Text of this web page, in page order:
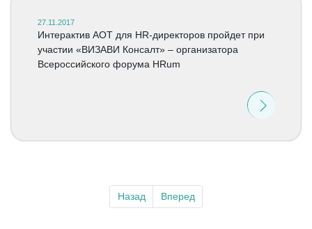
27.11.2017
Интерактив АОТ для HR-директоров пройдет при
участии «ВИЗАВИ Консалт» – организатора
Всероссийского форума HRum
Назад Вперед